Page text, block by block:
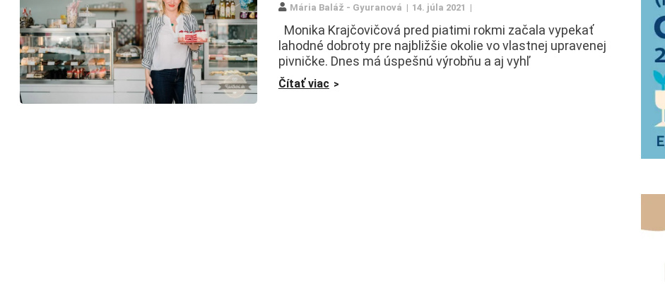
Mária Baláž - Gyuranová 14. júla 2021
Monika Krajčovičová pred piatimi rokmi začala vypekať
lahodné dobroty pre najbližšie okolie vo vlastnej upravenej
pivničke. Dnes má úspešnú výrobňu a aj vyhľ
Čítať viac